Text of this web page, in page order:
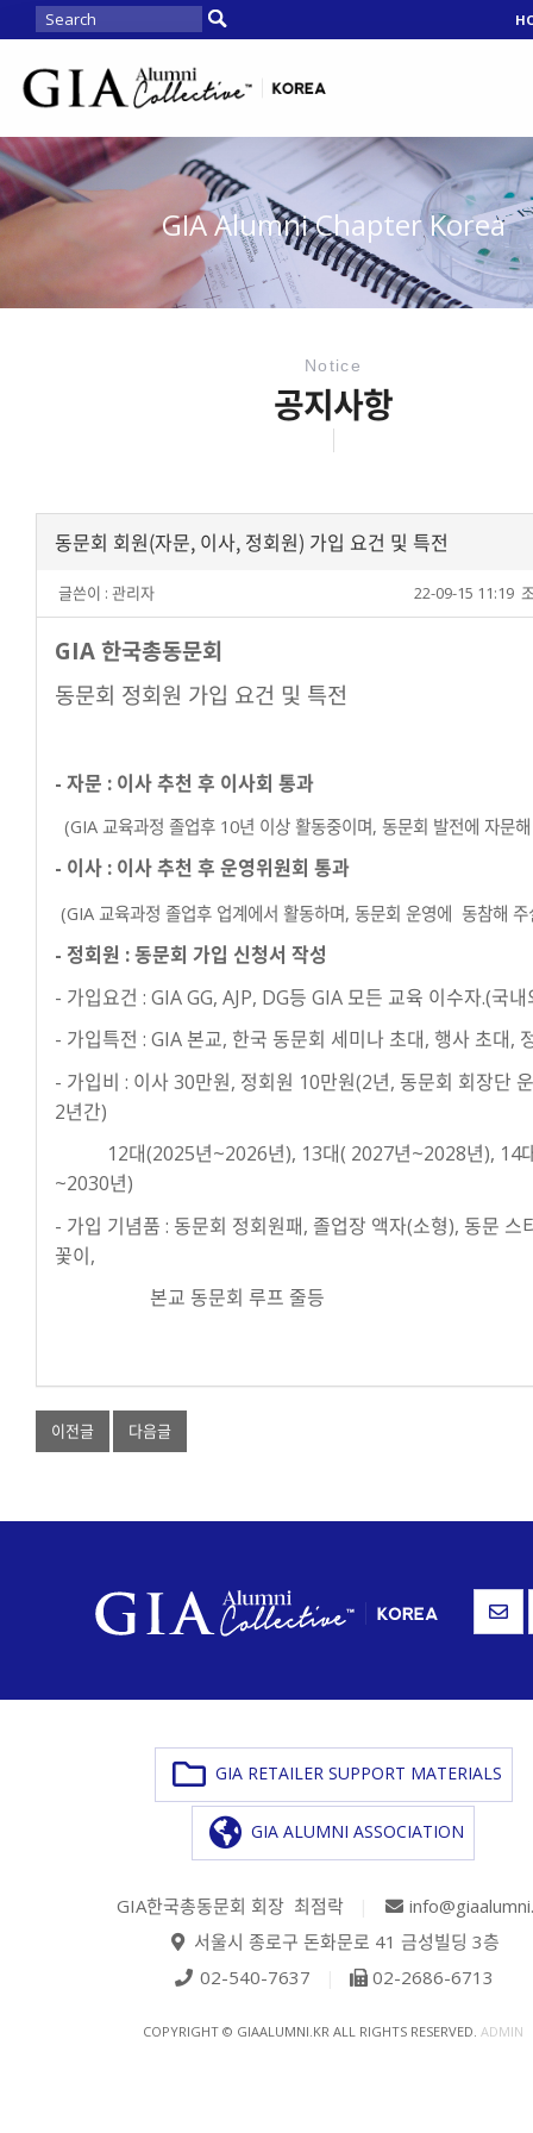
GIA Alumni Chapter Korea
Notice
공지사항
동문회 회원(자문, 이사, 정회원) 가입 요건 및 특전
글쓴이 : 관리자 22-09-15 11:19
GIA 한국총동문회
동문회 정회원 가입 요건 및 특전
- 자문 : 이사 추천 후 이사회 통과
(GIA 교육과정 졸업후 10년 이상 활동중이며, 동문회 발전에 자문
- 이사 : 이사 추천 후 운영위원회 통과
(GIA 교육과정 졸업후 업계에서 활동하며, 동문회 운영에 동참해
- 정회원 : 동문회 가입 신청서 작성
- 가입요건 : GIA GG, AJP, DG등 GIA 모든 교육 이수자.(국
- 가입특전 : GIA 본교, 한국 동문회 세미나 초대, 행사 초대,
- 가입비 : 이사 30만원, 정회원 10만원(2년, 동문회 회장단
2년간)
12대(2025년~2026년), 13대( 2027년~2028년), 14
~2030년)
- 가입 기념품 : 동문회 정회원패, 졸업장 액자(소형), 동문 스
꽃이,
본교 동문회 루프 줄등
이전글 다음글
GIA RETAILER SUPPORT MATERIALS
GIA ALUMNI ASSOCIATION
GIA한국총동문회 회장 최점락
서울시 종로구 돈화문로 41 금성빌딩 3층
02-540-7637
02-2686-6713
COPYRIGHT © GIAALUMNI.KR ALL RIGHTS RESERVED. ADMIN